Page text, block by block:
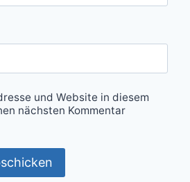
und Website in diesem
nächsten Kommentar